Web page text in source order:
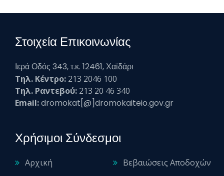
Στοιχεία Επικοινωνίας
Ιερά Οδός 343, τ.κ. 12461, Χαϊδάρι
Τηλ. Κέντρο: 213 2046 100
Τηλ. Ραντεβού: 213 20 46 340
Email:dromokat[@]dromokaiteio.gov.gr
Χρήσιμοι Σύνδεσμοι
Αρχική
Βεβαιώσεις Αποδοχών